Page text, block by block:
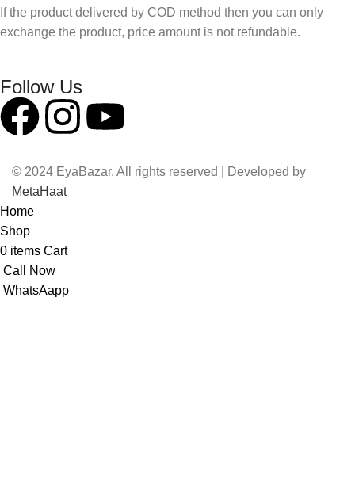
If the product delivered by COD method then you can only
exchange the product, price amount is not refundable.
Follow Us
© 2024 EyaBazar. All rights reserved | Developed by
MetaHaat
Home
Shop
0 items Cart
Call Now
WhatsAapp